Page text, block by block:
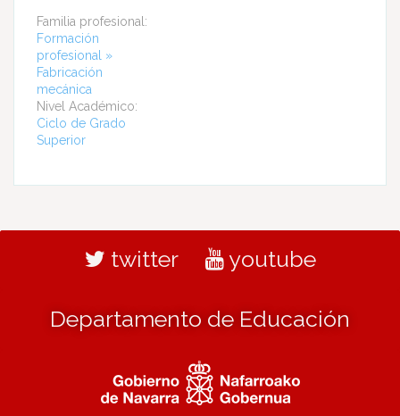
Familia profesional:
Formación
profesional »
Fabricación
mecánica
Nivel Académico:
Ciclo de Grado
Superior
twitter youtube
Departamento de Educación